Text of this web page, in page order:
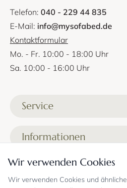
Wir verwenden Cookies
Wir verwenden Cookies und
Telefon: 040 - 229 44 835
E-Mail: info@mysofabed.de
Kontaktformular
Mo. - Fr. 10:00 - 18:00 Uhr
Sa. 10:00 - 16:00 Uhr
Service
Liefer- und Versandkosten
Zahlungsmöglichkeiten
Gutschein
Sicheres Einkaufen und
Informationen
Kontakt
Showrooms
Sicheres Einkaufen